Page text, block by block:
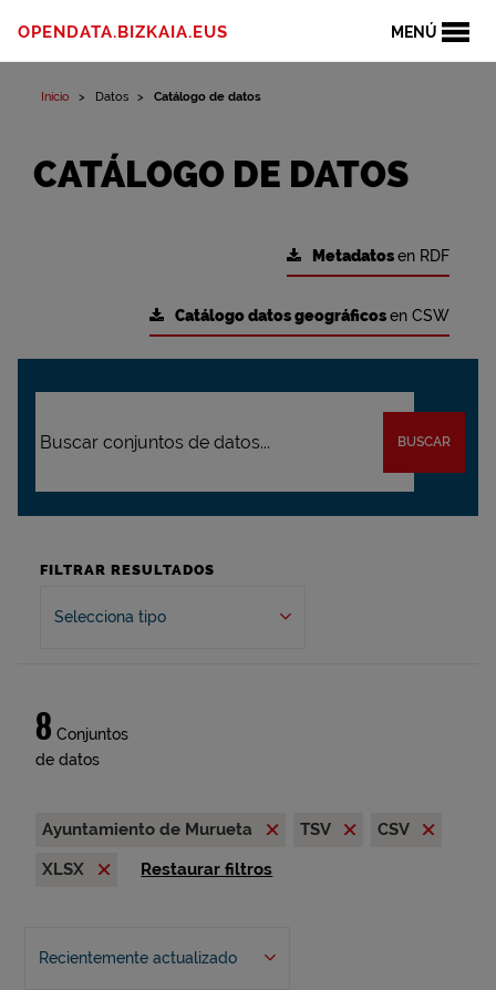
MENÚ
OPENDATA.BIZKAIA.EUS
Inicio Datos Catálogo de datos
CATÁLOGO DE DATOS
Metadatosen RDF
Catálogo datos geográficosen CSW
BUSCAR
FILTRAR RESULTADOS
Selecciona tipo
8 Conjuntos
de datos
Ayuntamiento de Murueta TSV
CSV
XLSX
Restaurar filtros
Recientemente actualizado